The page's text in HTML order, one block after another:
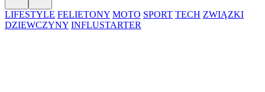
LIFESTYLE FELIETONY MOTO SPORT TECH ZWIĄZKI
DZIEWCZYNY INFLUSTARTER